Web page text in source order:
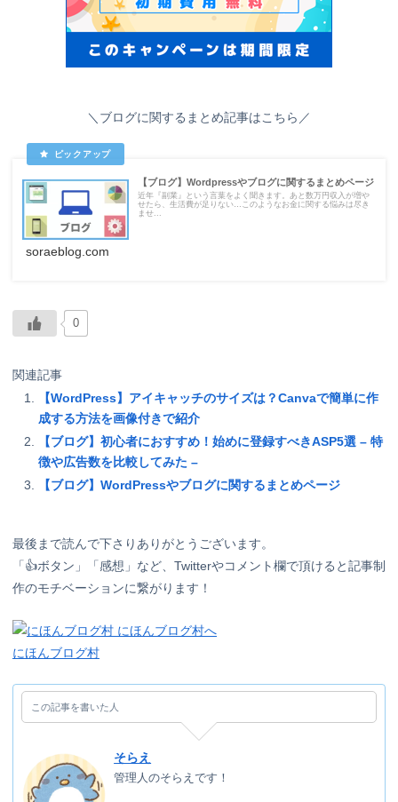
＼ブログに関するまとめ記事はこちら／
【ブログ】Wordpressやブログに関するまとめページ
近年『副業』という言葉をよく聞きます。あと数万円収入が増や
せたら、生活費が足りない…このようなお金に関する悩みは尽き
ませ...
soraeblog.com
0
関連記事
【WordPress】アイキャッチのサイズは？Canvaで簡単に作
成する方法を画像付きで紹介
【ブログ】初心者におすすめ！始めに登録すべきASP5選 – 特
徴や広告数を比較してみた –
【ブログ】WordPressやブログに関するまとめページ
最後まで読んで下さりありがとうございます。
「👍ボタン」「感想」など、Twitterやコメント欄で頂けると記事制
作のモチベーションに繋がります！
にほんブログ村
この記事を書いた人
そらえ
管理人のそらえです！